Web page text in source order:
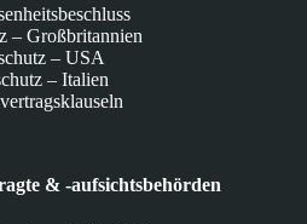
– Großbritannien
– USA
– Italien
& -aufsichtsbehörden